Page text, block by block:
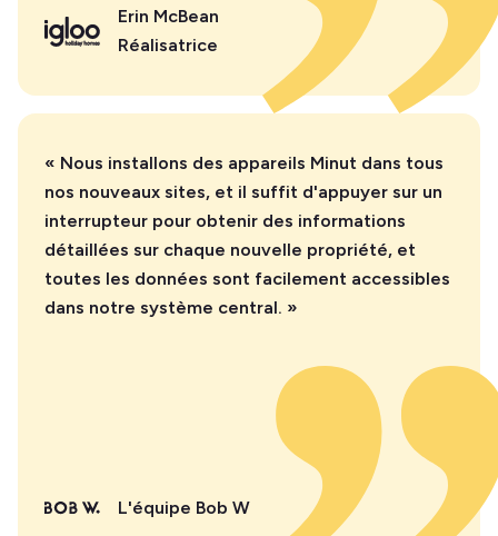
Erin McBean
Réalisatrice
« Nous installons des appareils Minut dans tous
nos nouveaux sites, et il suffit d'appuyer sur un
interrupteur pour obtenir des informations
détaillées sur chaque nouvelle propriété, et
toutes les données sont facilement accessibles
dans notre système central. »
L'équipe Bob W